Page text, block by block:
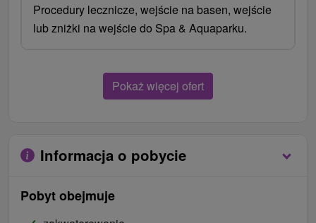
Procedury lecznicze, wejście na basen, wejście
lub zniżki na wejście do Spa & Aquaparku.
Pokaż więcej ofert
Informacja o pobycie
Pobyt obejmuje